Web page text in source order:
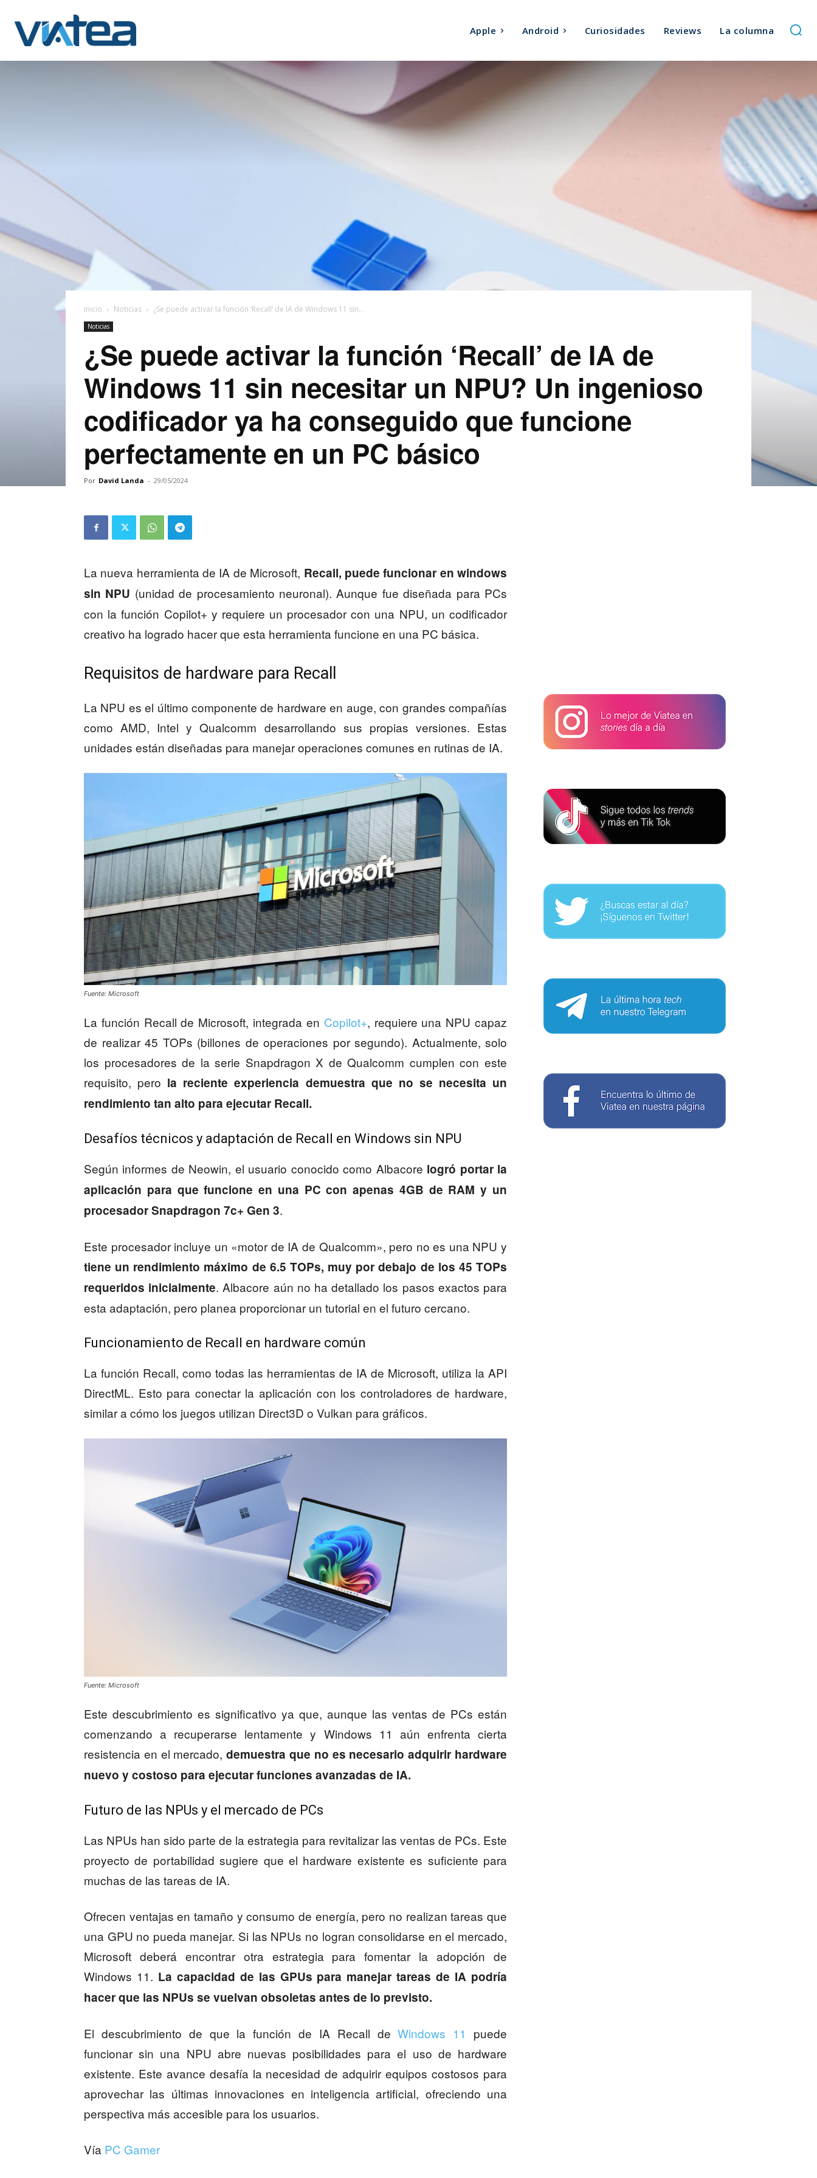
Apple Android Curiosidades Reviews La columna
Inicio Noticias ¿Se puede activar la función ‘Recall’ de IA de Windows 11 sin...
Noticias
¿Se puede activar la función ‘Recall’ de IA de
Windows 11 sin necesitar un NPU? Un ingenioso
codificador ya ha conseguido que funcione
perfectamente en un PC básico
Por David Landa - 29/05/2024
La nueva herramienta de IA de Microsoft, Recall, puede funcionar en windows
sin NPU (unidad de procesamiento neuronal). Aunque fue diseñada para PCs
con la función Copilot+ y requiere un procesador con una NPU, un codificador
creativo ha logrado hacer que esta herramienta funcione en una PC básica.
Requisitos de hardware para Recall
La NPU es el último componente de hardware en auge, con grandes compañías
como AMD, Intel y Qualcomm desarrollando sus propias versiones. Estas
unidades están diseñadas para manejar operaciones comunes en rutinas de IA.
Fuente: Microsoft
La función Recall de Microsoft, integrada en Copilot+, requiere una NPU capaz
de realizar 45 TOPs (billones de operaciones por segundo). Actualmente, solo
los procesadores de la serie Snapdragon X de Qualcomm cumplen con este
requisito, pero la reciente experiencia demuestra que no se necesita un
rendimiento tan alto para ejecutar Recall.
Desafíos técnicos y adaptación de Recall en Windows sin NPU
Según informes de Neowin, el usuario conocido como Albacore logró portar la
aplicación para que funcione en una PC con apenas 4GB de RAM y un
procesador Snapdragon 7c+ Gen 3.
Este procesador incluye un «motor de IA de Qualcomm», pero no es una NPU y
tiene un rendimiento máximo de 6.5 TOPs, muy por debajo de los 45 TOPs
requeridos inicialmente. Albacore aún no ha detallado los pasos exactos para
esta adaptación, pero planea proporcionar un tutorial en el futuro cercano.
Funcionamiento de Recall en hardware común
La función Recall, como todas las herramientas de IA de Microsoft, utiliza la API
DirectML. Esto para conectar la aplicación con los controladores de hardware,
similar a cómo los juegos utilizan Direct3D o Vulkan para gráficos.
Fuente: Microsoft
Este descubrimiento es significativo ya que, aunque las ventas de PCs están
comenzando a recuperarse lentamente y Windows 11 aún enfrenta cierta
resistencia en el mercado,demuestra que no es necesario adquirir hardware
nuevo y costoso para ejecutar funciones avanzadas de IA.
Futuro de las NPUs y el mercado de PCs
Las NPUs han sido parte de la estrategia para revitalizar las ventas de PCs. Este
proyecto de portabilidad sugiere que el hardware existente es suficiente para
muchas de las tareas de IA.
Ofrecen ventajas en tamaño y consumo de energía, pero no realizan tareas que
una GPU no pueda manejar. Si las NPUs no logran consolidarse en el mercado,
Microsoft deberá encontrar otra estrategia para fomentar la adopción de
Windows 11. La capacidad de las GPUs para manejar tareas de IA podría
hacer que las NPUs se vuelvan obsoletas antes de lo previsto.
El descubrimiento de que la función de IA Recall deWindows 11
puede
funcionar sin una NPU abre nuevas posibilidades para el uso de hardware
existente. Este avance desafía la necesidad de adquirir equipos costosos para
aprovechar las últimas innovaciones en inteligencia artificial, ofreciendo una
perspectiva más accesible para los usuarios.
Vía PC Gamer